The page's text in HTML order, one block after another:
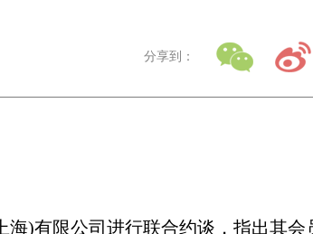
分享到：
)有限公司进行联合约谈，指出其会